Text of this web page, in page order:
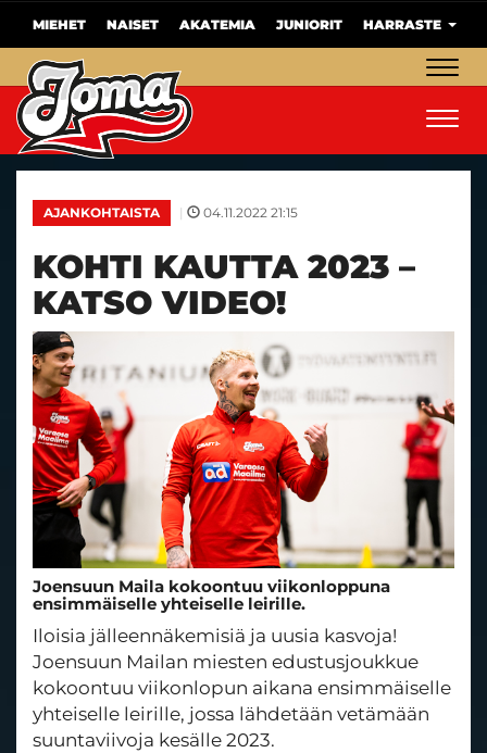
MIEHET NAISET AKATEMIA JUNIORIT HARRASTE
AJANKOHTAISTA | 04.11.2022 21:15
KOHTI KAUTTA 2023 –
KATSO VIDEO!
Joensuun Maila kokoontuu viikonloppuna
ensimmäiselle yhteiselle leirille.
Iloisia jälleennäkemisiä ja uusia kasvoja!
Joensuun Mailan miesten edustusjoukkue
kokoontuu viikonlopun aikana ensimmäiselle
yhteiselle leirille, jossa lähdetään vetämään
suuntaviivoja kesälle 2023.